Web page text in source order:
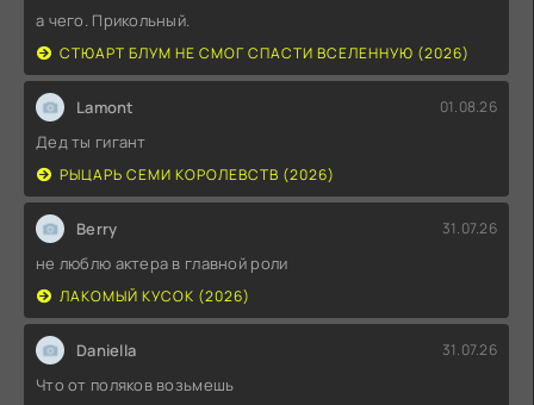
а чего. Прикольный.
СТЮАРТ БЛУМ НЕ СМОГ СПАСТИ ВСЕЛЕННУЮ (2026)
Lamont 01.08.26
Дед ты гигант
РЫЦАРЬ СЕМИ КОРОЛЕВСТВ (2026)
Berry 31.07.26
не люблю актера в главной роли
ЛАКОМЫЙ КУСОК (2026)
Daniella 31.07.26
Что от поляков возьмешь